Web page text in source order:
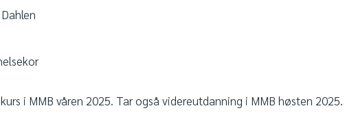
i MMB våren 2025. Tar også videreutdanning i MMB høsten 2025.